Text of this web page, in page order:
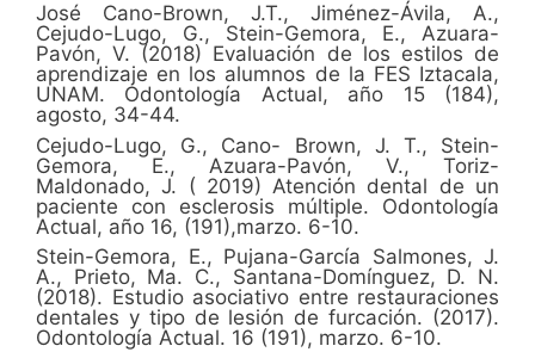
José Cano-Brown, J.T., Jiménez-Ávila, A.,
Cejudo-Lugo, G., Stein-Gemora, E., Azuara-
Pavón, V. (2018) Evaluación de los estilos de
aprendizaje en los alumnos de la FES Iztacala,
UNAM. Odontología Actual, año 15 (184),
agosto, 34-44.
Cejudo-Lugo, G., Cano- Brown, J. T., Stein-
Gemora, E., Azuara-Pavón, V., Toriz-
Maldonado, J. ( 2019) Atención dental de un
paciente con esclerosis múltiple. Odontología
Actual, año 16, (191),marzo. 6-10.
Stein-Gemora, E., Pujana-García Salmones, J.
A., Prieto, Ma. C., Santana-Domínguez, D. N.
(2018). Estudio asociativo entre restauraciones
dentales y tipo de lesión de furcación. (2017).
Odontología Actual. 16 (191), marzo. 6-10.